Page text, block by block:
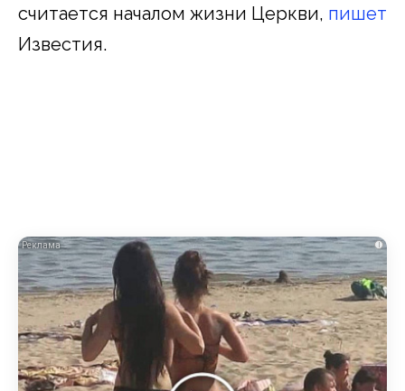
считается началом жизни Церкви, пишет
Известия.
i